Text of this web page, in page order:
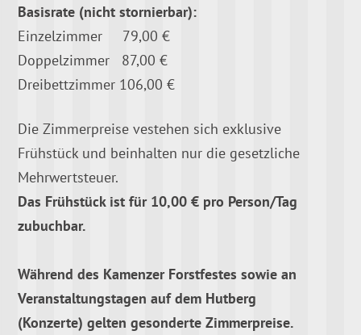
Basisrate (nicht stornierbar):
Einzelzimmer 79,00 €
Doppelzimmer 87,00 €
Dreibettzimmer 106,00 €
Die Zimmerpreise vestehen sich exklusive
Frühstück und beinhalten nur die gesetzliche
Mehrwertsteuer.
Das Frühstück ist für 10,00 € pro Person/Tag
zubuchbar.
Während des Kamenzer Forstfestes sowie an
Veranstaltungstagen auf dem Hutberg
(Konzerte) gelten gesonderte Zimmerpreise.